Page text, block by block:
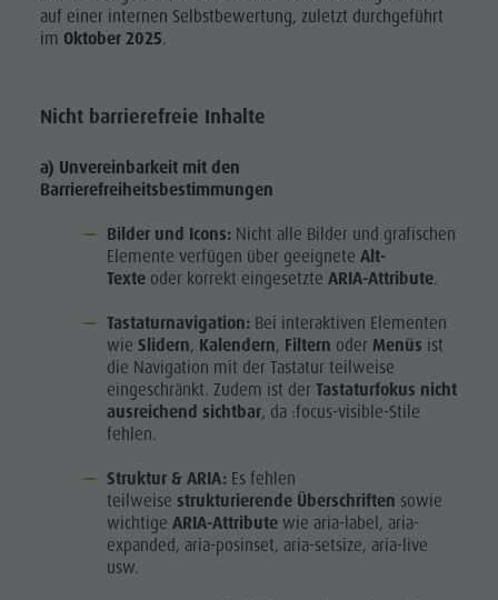
Direkt vom
Wellness
auf einer internen Selbstbewertung, zuletzt durchgeführt
im Oktober 2025.
Nicht barrierefreie Inhalte
a) Unvereinbarkeit mit den
Barrierefreiheitsbestimmungen
Bilder und Icons: Nicht alle Bilder und grafischen
Elemente verfügen über geeignete Alt-
Texte oder korrekt eingesetzte ARIA-Attribute.
Tastaturnavigation: Bei interaktiven Elementen
wie Slidern, Kalendern, Filtern oder Menüs ist
die Navigation mit der Tastatur teilweise
eingeschränkt. Zudem ist der Tastaturfokus nicht
ausreichend sichtbar, da :focus-visible-Stile
fehlen.
Struktur & ARIA: Es fehlen
teilweise strukturierende Überschriften sowie
wichtige ARIA-Attribute wie aria-label, aria-
expanded, aria-posinset, aria-setsize, aria-live
usw.